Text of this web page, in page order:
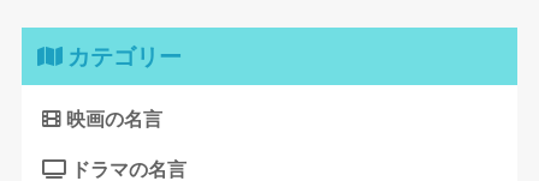
カテゴリー
映画の名言
ドラマの名言